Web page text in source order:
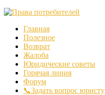
Главная
Полезное
Возврат
Жалоба
Юридические советы
Горячая линия
Форум
📞Задать вопрос юристу